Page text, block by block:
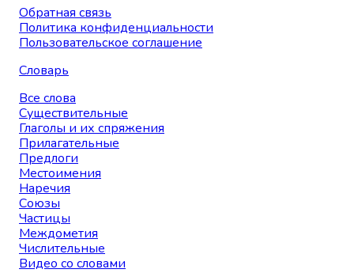
Обратная связь
Политика конфиденциальности
Пользовательское соглашение
Словарь
Все слова
Существительные
Глаголы и их спряжения
Прилагательные
Предлоги
Местоимения
Наречия
Союзы
Частицы
Междометия
Числительные
Видео со словами